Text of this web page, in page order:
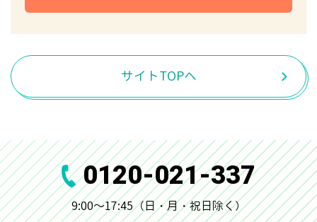
サイトTOPへ
0120-021-337
9:00～17:45（日・月・祝日除く）